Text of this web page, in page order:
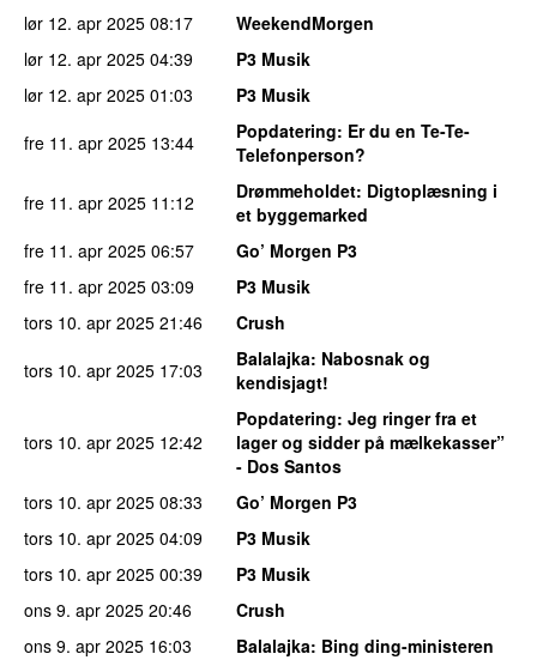
lør 12. apr 2025 08:17
WeekendMorgen
lør 12. apr 2025 04:39
P3 Musik
lør 12. apr 2025 01:03
P3 Musik
fre 11. apr 2025 13:44 Popdatering: Er du en Te-Te-
Telefonperson?
fre 11. apr 2025 11:12 Drømmeholdet: Digtoplæsning i
et byggemarked
fre 11. apr 2025 06:57
Go’ Morgen P3
fre 11. apr 2025 03:09
P3 Musik
tors 10. apr 2025 21:46
Crush
tors 10. apr 2025 17:03 Balalajka: Nabosnak og
kendisjagt!
tors 10. apr 2025 12:42
Popdatering: Jeg ringer fra et
lager og sidder på mælkekasser”
- Dos Santos
tors 10. apr 2025 08:33
Go’ Morgen P3
tors 10. apr 2025 04:09
P3 Musik
tors 10. apr 2025 00:39
P3 Musik
ons 9. apr 2025 20:46
Crush
ons 9. apr 2025 16:03 Balalajka: Bing ding-ministeren